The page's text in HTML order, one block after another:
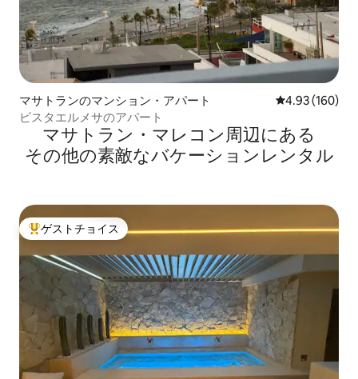
マサトランのマンション・アパート レビュー160
4.93 (160)
ビスタエルメサのアパート
マサトラン・マレコン⁠周⁠辺⁠に⁠あ⁠る
そ⁠の⁠他⁠の素⁠敵⁠なバ⁠ケ⁠ー⁠シ⁠ョ⁠ン⁠レ⁠ン⁠タ⁠ル
大好評のゲストチョイスです。
ゲストチョイス